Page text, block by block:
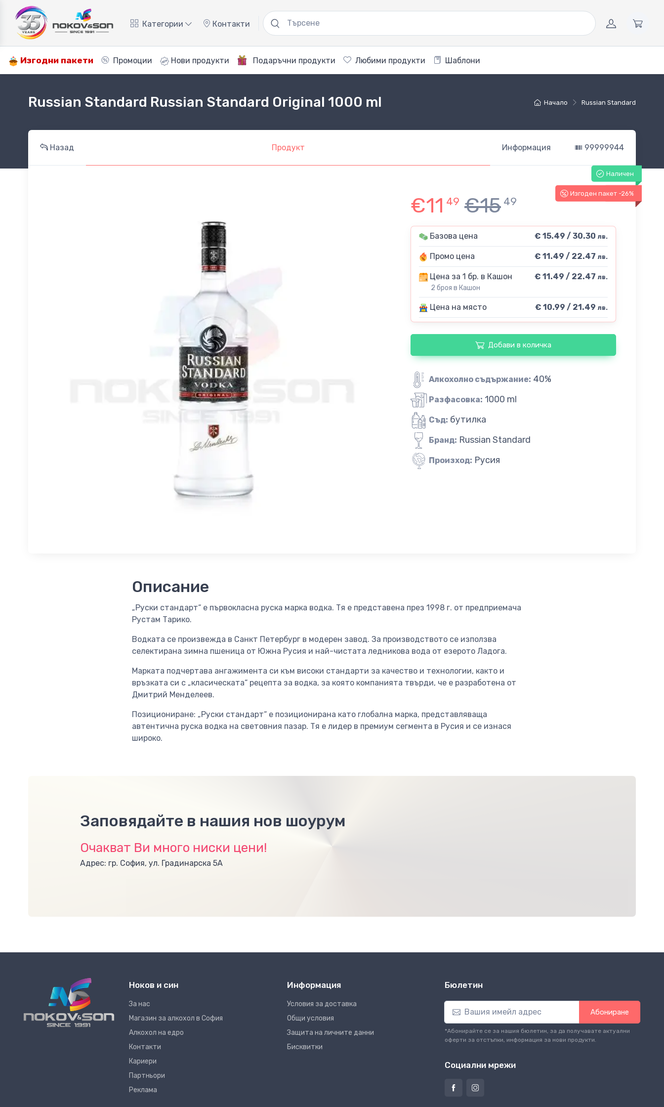
Категории Контакти
Изгодни пакети Промоции Нови продукти Подаръчни продукти Любими продукти Шаблони
Начало Russian Standard
Russian Standard Russian Standard Original 1000 ml
Назад Продукт Информация 99999944
Наличен
-26%
Изгоден пакет -26%
€11 49 €15 49
Базова цена € 15.49 / 30.30 лв.
Промо цена € 11.49 / 22.47 лв.
Цена за 1 бр. в Кашон
2 броя в Кашон
€ 11.49 / 22.47 лв.
Цена на място € 10.99 / 21.49 лв.
Добави в количка
Алкохолно съдържание: 40%
Разфасовка: 1000 ml
Съд: бутилка
Бранд: Russian Standard
Произход: Русия
Описание
„Руски стандарт“ е първокласна руска марка водка. Тя е представена през 1998 г. от предприемача
Рустам Тарико.
Водката се произвежда в Санкт Петербург в модерен завод. За производството се използва
селектирана зимна пшеница от Южна Русия и най-чистата ледникова вода от езерото Ладога.
Марката подчертава ангажимента си към високи стандарти за качество и технологии, както и
връзката си с „класическата“ рецепта за водка, за която компанията твърди, че е разработена от
Дмитрий Менделеев.
Позициониране: „Руски стандарт“ е позиционирана като глобална марка, представляваща
автентична руска водка на световния пазар. Тя е лидер в премиум сегмента в Русия и се изнася
широко.
Заповядайте в нашия нов шоурум
Очакват Ви много ниски цени!
Адрес: гр. София, ул. Градинарска 5А
Ноков и син
За нас
Магазин за алкохол в София
Алкохол на едро
Контакти
Кариери
Партньори
Реклама
Информация
Условия за доставка
Общи условия
Защита на личните данни
Бисквитки
Бюлетин
Абониране
*Абонирайте се за нашия бюлетин, за да получавате актуални
оферти за отстъпки, информация за нови продукти.
Социални мрежи